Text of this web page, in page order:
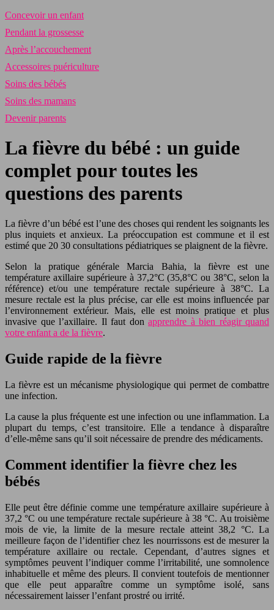
Concevoir un enfant
Pendant la grossesse
Après l’accouchement
Accessoires puériculture
Soins des bébés
Soins des mamans
Devenir parents
La fièvre du bébé : un guide
complet pour toutes les
questions des parents
La fièvre d’un bébé est l’une des choses qui rendent les soignants les
plus inquiets et anxieux. La préoccupation est commune et il est
estimé que 20 30 consultations pédiatriques se plaignent de la fièvre.
Selon la pratique générale Marcia Bahia, la fièvre est une
température axillaire supérieure à 37,2°C (35,8°C ou 38°C, selon la
référence) et/ou une température rectale supérieure à 38°C. La
mesure rectale est la plus précise, car elle est moins influencée par
l’environnement extérieur. Mais, elle est moins pratique et plus
invasive que l’axillaire. Il faut don apprendre à bien réagir quand
votre enfant a de la fièvre.
Guide rapide de la fièvre
La fièvre est un mécanisme physiologique qui permet de combattre
une infection.
La cause la plus fréquente est une infection ou une inflammation. La
plupart du temps, c’est transitoire. Elle a tendance à disparaître
d’elle-même sans qu’il soit nécessaire de prendre des médicaments.
Comment identifier la fièvre chez les
bébés
Elle peut être définie comme une température axillaire supérieure à
37,2 °C ou une température rectale supérieure à 38 °C. Au troisième
mois de vie, la limite de la mesure rectale atteint 38,2 °C. La
meilleure façon de l’identifier chez les nourrissons est de mesurer la
température axillaire ou rectale. Cependant, d’autres signes et
symptômes peuvent l’indiquer comme l’irritabilité, une somnolence
inhabituelle et même des pleurs. Il convient toutefois de mentionner
que elle peut apparaître comme un symptôme isolé, sans
nécessairement laisser l’enfant prostré ou irrité.